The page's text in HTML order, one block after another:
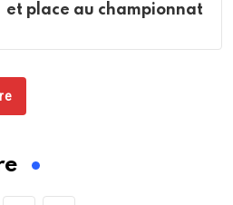
et place au championnat